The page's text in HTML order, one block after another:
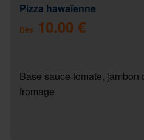
Pizza hawaïenne
Dès 10.00 €
Base sauce tomate, jambon
fromage